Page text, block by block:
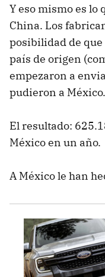
Y eso mismo es lo
China. Los
posibilidad de que
país de origen
empezaron a
pudieron a México.
El resultado:
México en un año.
A México le han